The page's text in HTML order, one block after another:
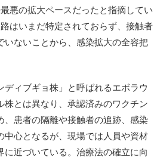
悪の拡大ペースだったと指摘してい
はいまだ特定されておらず、接触者
いないことから、感染拡大の全容把
ディブギョ株」と呼ばれるエボラウ
株とは異なり、承認済みのワクチン
、患者の隔離や接触者の追跡、感染
中心となるが、現場では人員や資材
に近づいている。治療法の確立に向